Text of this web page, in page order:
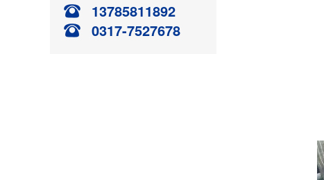
13785811892
0317-7527678